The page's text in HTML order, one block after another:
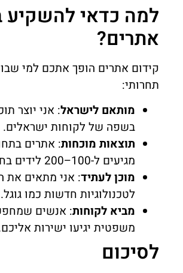
למה כדאי להשקיע
אתרים?
קידום אתרים הופך אתכם למי
תחרותי:
מותאם לישראל: אני יוצר
בשפה של לקוחות ישראלים.
תוצאות מוכחות: אתרים
מגיעים ל-100–200 לידים בחודש.
מוכן לעתיד: אני מתאים את
לטכנולוגיות חדשות כמו גוגל.
מביא לקוחות: אנשים
משפטית יגיעו ישירות
לסיכום